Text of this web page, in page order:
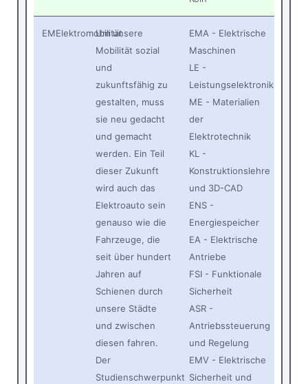
EMElektromobilität
Um unsere
Mobilität sozial
und
zukunftsfähig zu
gestalten, muss
sie neu gedacht
und gemacht
werden. Ein Teil
dieser Zukunft
wird auch das
Elektroauto sein
genauso wie die
Fahrzeuge, die
seit über hundert
Jahren auf
Schienen durch
unsere Städte
und zwischen
diesen fahren.
Der
Studienschwerpunkt
EMA - Elektrische
Maschinen
LE -
Leistungselektronik
ME - Materialien
der
Elektrotechnik
KL -
Konstruktionslehre
und 3D-CAD
ENS -
Energiespeicher
EA - Elektrische
Antriebe
FSI - Funktionale
Sicherheit
ASR -
Antriebssteuerung
und Regelung
EMV - Elektrische
Sicherheit und